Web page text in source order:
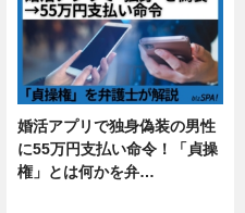
婚活アプリで独身偽装の男性
に55万円支払い命令！「貞操
権」とは何かを弁…